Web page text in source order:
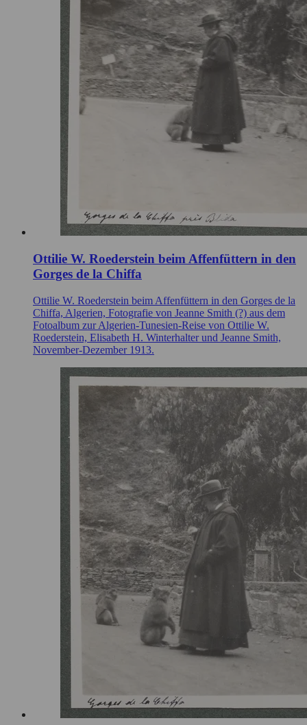
Ottilie W. Roederstein beim Affenfüttern in den
Gorges de la Chiffa
Ottilie W. Roederstein beim Affenfüttern in den Gorges de la
Chiffa, Algerien, Fotografie von Jeanne Smith (?) aus dem
Fotoalbum zur Algerien-Tunesien-Reise von Ottilie W.
Roederstein, Elisabeth H. Winterhalter und Jeanne Smith,
November-Dezember 1913.